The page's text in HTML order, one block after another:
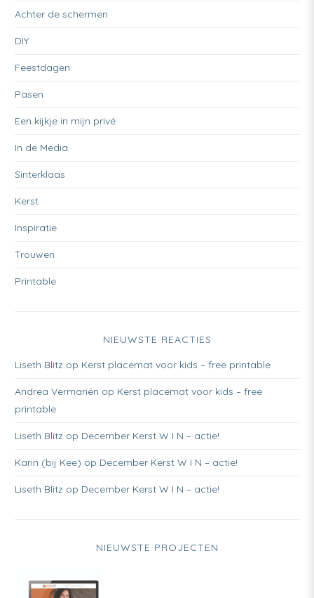
Achter de schermen
DIY
Feestdagen
Pasen
Een kijkje in mijn privé
In de Media
Sinterklaas
Kerst
Inspiratie
Trouwen
Printable
NIEUWSTE REACTIES
Liseth Blitz op Kerst placemat voor kids – free printable
Andrea Vermariën op Kerst placemat voor kids – free
printable
Liseth Blitz op December Kerst W I N – actie!
Karin (bij Kee) op December Kerst W I N – actie!
Liseth Blitz op December Kerst W I N – actie!
NIEUWSTE PROJECTEN